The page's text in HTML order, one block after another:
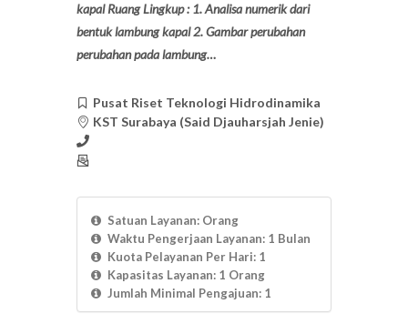
kapal Ruang Lingkup : 1. Analisa numerik dari
bentuk lambung kapal 2. Gambar perubahan
perubahan pada lambung…
Pusat Riset Teknologi Hidrodinamika
KST Surabaya (Said Djauharsjah Jenie)
Satuan Layanan: Orang
Waktu Pengerjaan Layanan: 1 Bulan
Kuota Pelayanan Per Hari: 1
Kapasitas Layanan: 1 Orang
Jumlah Minimal Pengajuan: 1